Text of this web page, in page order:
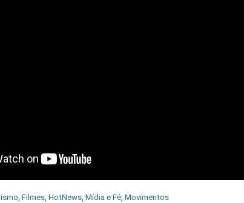
, Filmes, HotNews, Mídia e Fé, Movimentos